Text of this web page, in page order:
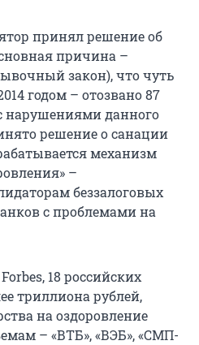
принял решение об
причина –
закон), что чуть
годом – отозвано 87
нарушениями данного
решение о санации
механизм
–
беззалоговых
с проблемами на
18 российских
триллиона рублей,
на оздоровление
– «ВТБ», «ВЭБ», «СМП-